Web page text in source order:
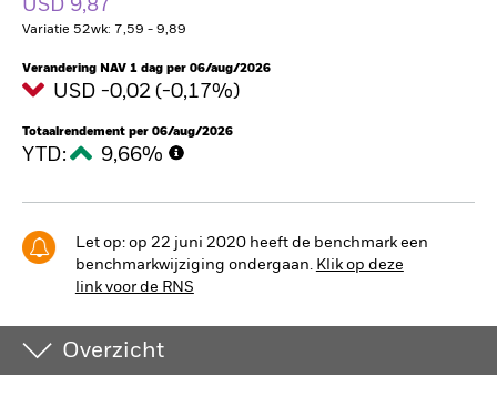
USD 9,87
Variatie 52wk: 7,59 - 9,89
Verandering NAV 1 dag per 06/aug/2026
USD -0,02 (-0,17%)
Totaalrendement per 06/aug/2026
YTD: 9,66%
Let op: op 22 juni 2020 heeft de benchmark een
benchmarkwijziging ondergaan. Klik op deze
link voor de RNS
Overzicht